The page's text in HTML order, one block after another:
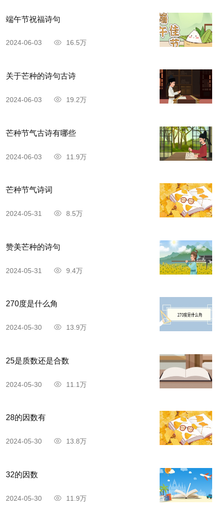
端午节祝福诗句
2024-06-03 16.5万
关于芒种的诗句古诗
2024-06-03 19.2万
芒种节气古诗有哪些
2024-06-03 11.9万
芒种节气诗词
2024-05-31 8.5万
赞美芒种的诗句
2024-05-31 9.4万
270度是什么角
2024-05-30 13.9万
25是质数还是合数
2024-05-30 11.1万
28的因数有
2024-05-30 13.8万
32的因数
2024-05-30 11.9万